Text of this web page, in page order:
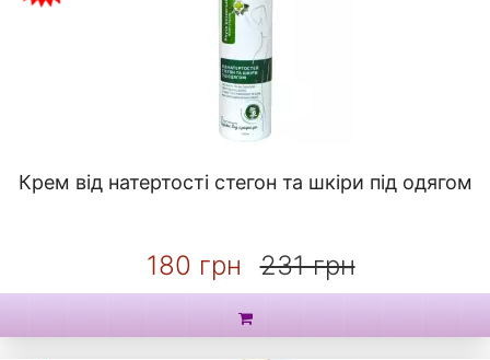
Крем від натертості стегон та шкіри під одягом
180 грн 231 грн